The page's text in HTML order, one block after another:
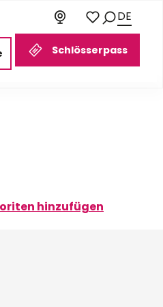
Schlösserpass
Voir les favoris
Suche
DE
favorishinzufügen